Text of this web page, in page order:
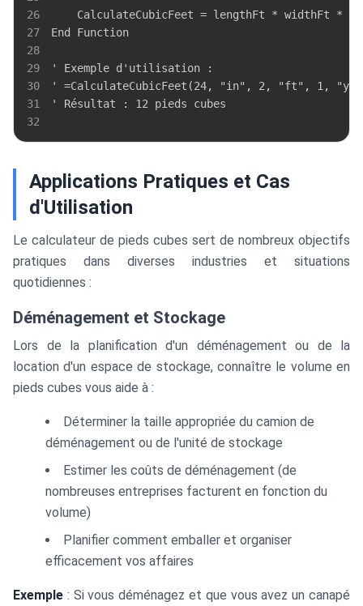
26
27
End Function
28
29
30
31
32
Applications Pratiques et Cas
d'Utilisation
Le calculateur de pieds cubes sert de nombreux objectifs
pratiques dans diverses industries et situations
quotidiennes :
Déménagement et Stockage
Lors de la planification d'un déménagement ou de la
location d'un espace de stockage, connaître le volume en
pieds cubes vous aide à :
Déterminer la taille appropriée du camion de
déménagement ou de l'unité de stockage
Estimer les coûts de déménagement (de
nombreuses entreprises facturent en fonction du
volume)
Planifier comment emballer et organiser
efficacement vos affaires
Exemple : Si vous déménagez et que vous avez un canapé